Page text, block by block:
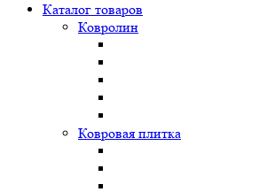
Каталог товаров
Ковролин
Ковровая плитка